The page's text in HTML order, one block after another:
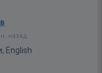
назад
English